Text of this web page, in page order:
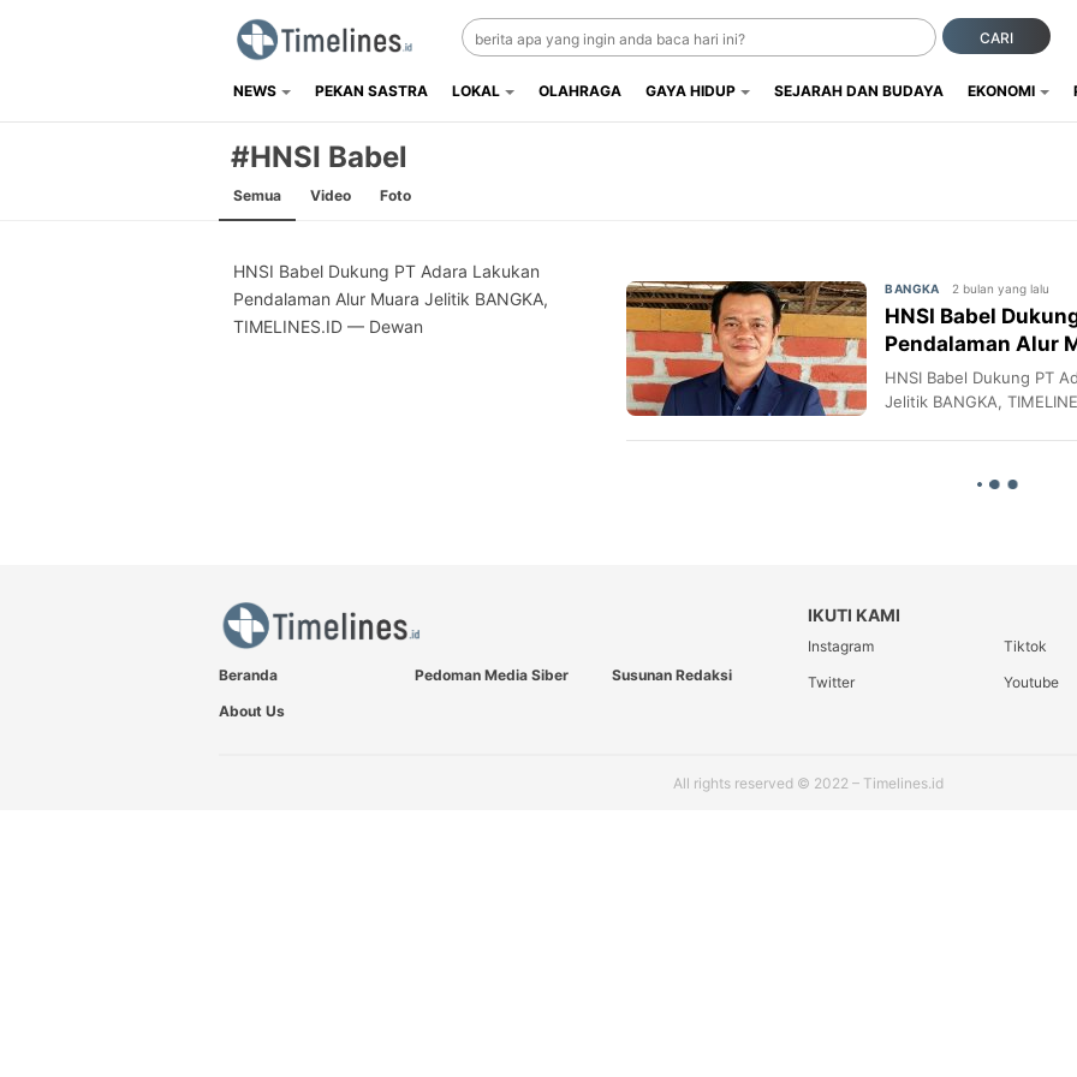
Timelines.id
Media Literasi, Sejarah & Budaya
CARI
NEWS PEKAN SASTRA LOKAL OLAHRAGA GAYA HIDUP SEJARAH DAN BUDAYA EKONOMI
#HNSI Babel
Semua Video Foto
HNSI Babel Dukung PT Adara Lakukan
Pendalaman Alur Muara Jelitik BANGKA,
TIMELINES.ID — Dewan
BANGKA 2 bulan yang lalu
HNSI Babel
Pendalaman Alur
HNSI Babel Dukung PT
Jelitik BANGKA,
Beranda Pedoman Media Siber
Susunan Redaksi
About Us
IKUTI KAMI
Instagram Tiktok
Twitter
Youtube
All rights reserved © 2022 – Timelines.id